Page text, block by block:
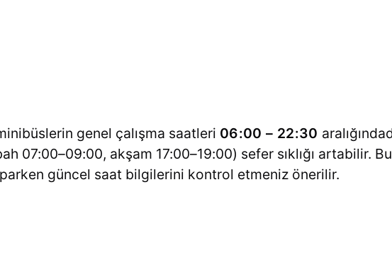
genel çalışma saatleri 06:00 – 22:30
07:00–09:00, akşam 17:00–19:00) sefer sıklığı artabilir.
güncel saat bilgilerini kontrol etmeniz önerilir.